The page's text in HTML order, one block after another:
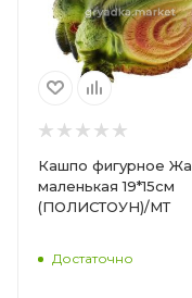
Кашпо фигурное
маленькая 19*15см
(ПОЛИСТОУН)/МТ
Достаточно